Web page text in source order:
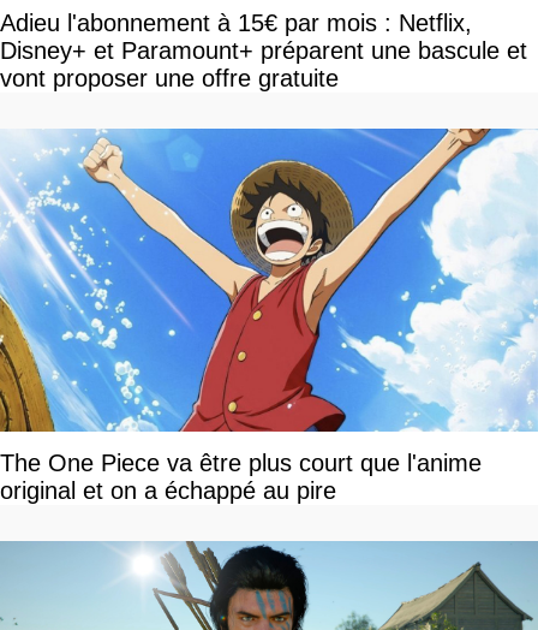
Adieu l'abonnement à 15€ par mois : Netflix,
Disney+ et Paramount+ préparent une bascule et
vont proposer une offre gratuite
The One Piece va être plus court que l'anime
original et on a échappé au pire